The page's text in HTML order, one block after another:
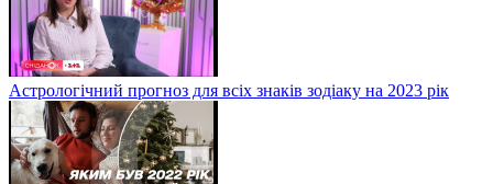
Астрологічний прогноз для всіх знаків зодіаку на 2023 рік